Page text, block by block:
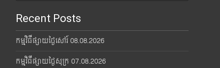
Recent Posts
កម្មវិធីផ្សាយថ្ងៃសៅរ៍ 08.08.2026
កម្មវិធីផ្សាយថ្ងៃសុក្រ 07.08.2026